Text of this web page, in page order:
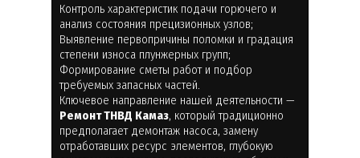
Контроль характеристик подачи горючего и
анализ состояния прецизионных узлов;
Выявление первопричины поломки и градация
степени износа плунжерных групп;
Формирование сметы работ и подбор
требуемых запасных частей.
Ключевое направление нашей деятельности —
Ремонт ТНВД Камаз, который традиционно
предполагает демонтаж насоса, замену
отработавших ресурс элементов, глубокую